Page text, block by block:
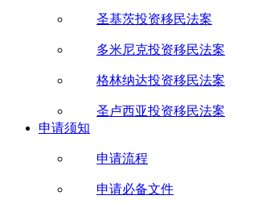
圣基茨投资移民法案
多米尼克投资移民法案
格林纳达投资移民法案
圣卢西亚投资移民法案
申请须知
申请流程
申请必备文件